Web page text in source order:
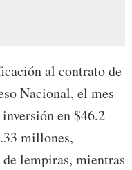
al contrato de
Nacional, el mes
en $46.2
millones,
lempiras, mientras